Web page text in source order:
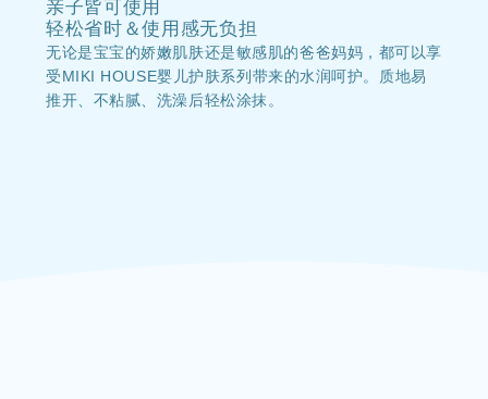
亲子皆可使用
轻松省时＆使用感无负担
无论是宝宝的娇嫩肌肤还是敏感肌的爸爸妈妈，都可以享
受MIKI HOUSE婴儿护肤系列带来的水润呵护。 质地易
推开、不粘腻、洗澡后轻松涂抹。